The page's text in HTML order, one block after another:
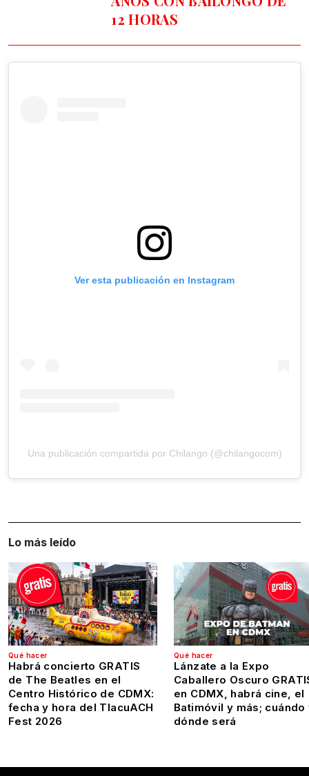
12 HORAS
Ver esta publicación en Instagram
Una publicación compartida por Chilango (@chilangocom)
Lo más leído
Qué hacer
Habrá concierto GRATIS
de The Beatles en el
Centro Histórico de CDMX:
fecha y hora del TlacuACH
Fest 2026
Qué hacer
Lánzate a la Expo
Caballero Oscuro
en CDMX, habrá cine, el
Batimóvil y más; cuándo
dónde será